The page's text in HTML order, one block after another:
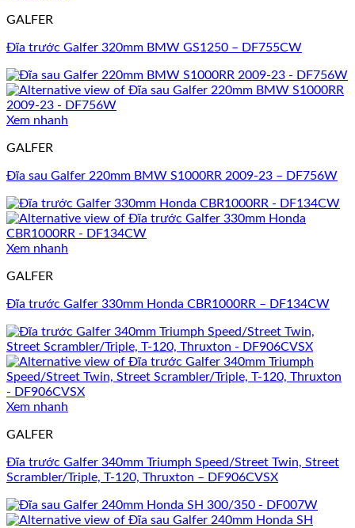
GALFER
Đĩa trước Galfer 320mm BMW GS1250 – DF755CW
Xem nhanh
GALFER
Đĩa sau Galfer 220mm BMW S1000RR 2009-23 – DF756W
Xem nhanh
GALFER
Đĩa trước Galfer 330mm Honda CBR1000RR – DF134CW
Xem nhanh
GALFER
Đĩa trước Galfer 340mm Triumph Speed/Street Twin, Street
Scrambler/Triple, T-120, Thruxton – DF906CVSX